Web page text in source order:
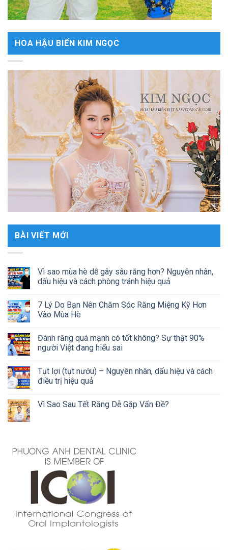
HOA HẬU BIỂN KIM NGỌC
BÀI VIẾT MỚI
Vì sao mùa hè dễ gây sâu răng hơn? Nguyên nhân,
dấu hiệu và cách phòng tránh hiệu quả
7 Lý Do Bạn Nên Chăm Sóc Răng Miệng Kỹ Hơn
Vào Mùa Hè
Đánh răng quá mạnh có tốt không? Sự thật 90%
người Việt đang hiểu sai
Tụt lợi (tụt nướu) – Nguyên nhân, dấu hiệu và cách
điều trị hiệu quả
Vì Sao Sau Tết Răng Dễ Gặp Vấn Đề?